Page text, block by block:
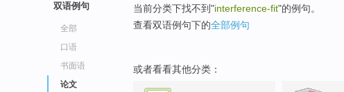
双语例句
全部
口语
书面语
论文
当前分类下找不到"interference-fit"的例句。
查看双语例句下的全部例句
或者看看其他分类：